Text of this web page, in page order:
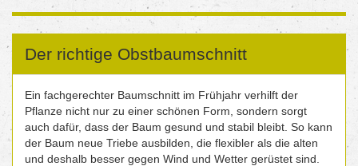
Der richtige Obstbaumschnitt
Ein fachgerechter Baumschnitt im Frühjahr verhilft der
Pflanze nicht nur zu einer schönen Form, sondern sorgt
auch dafür, dass der Baum gesund und stabil bleibt. So kann
der Baum neue Triebe ausbilden, die flexibler als die alten
und deshalb besser gegen Wind und Wetter gerüstet sind.